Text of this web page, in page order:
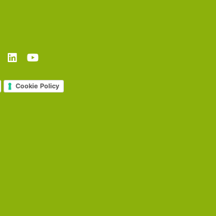
Cookie Policy